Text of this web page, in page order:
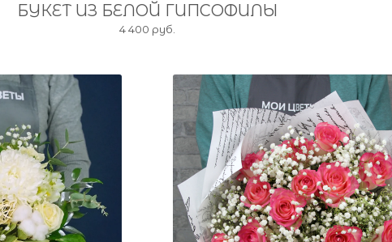
БУКЕТ ИЗ БЕЛОЙ ГИПСОФИЛЫ
4 400 руб.